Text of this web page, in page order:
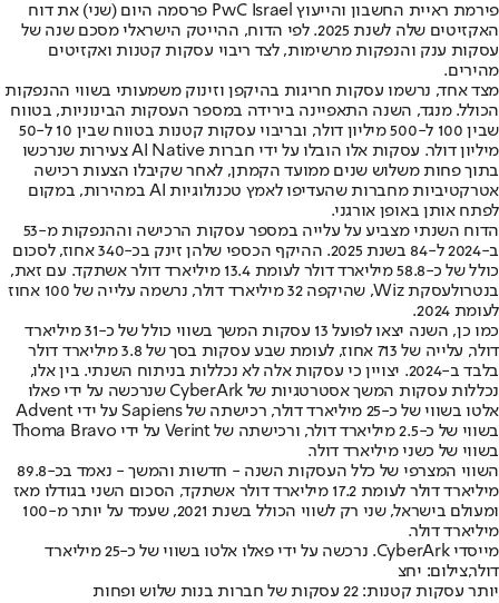
פירמת ראיית החשבון והייעוץ PwC Israel פרסמה היום (שני) את דוח
האקזיטים שלה לשנת 2025. לפי הדוח, ההייטק הישראלי מסכם שנה של
עסקות ענק והנפקות מרשימות, לצד ריבוי עסקות קטנות ואקזיטים
מהירים.
מצד אחד, נרשמו עסקות חריגות בהיקפן וזינוק משמעותי בשווי ההנפקות
הכולל. מנגד, השנה התאפיינה בירידה במספר העסקות הבינוניות, בטווח
שבין 100 ל-500 מיליון דולר, ובריבוי עסקות קטנות בטווח שבין 10 ל-50
מיליון דולר. עסקות אלו הובלו על ידי חברות AI Native צעירות שנרכשו
בתוך פחות משלוש שנים ממועד הקמתן, לאחר שקיבלו הצעות רכישה
אטרקטיביות מחברות שהעדיפו לאמץ טכנולוגיות AI במהירות, במקום
לפתח אותן באופן אורגני.
הדוח השנתי מצביע על עלייה במספר עסקות הרכישה וההנפקות מ-53
ב-2024 ל-84 בשנת 2025. ההיקף הכספי שלהן זינק בכ-340 אחוז, לסכום
כולל של כ-58.8 מיליארד דולר לעומת 13.4 מיליארד דולר אשתקד. עם זאת,
בנטרולעסקת Wiz, שהיקפה 32 מיליארד דולר
, נרשמה עלייה של 100 אחוז
לעומת 2024.
כמו כן, השנה יצאו לפועל 13 עסקות המשך בשווי כולל של כ-31 מיליארד
דולר, עלייה של 713 אחוז, לעומת שבע עסקות בסך של 3.8 מיליארד דולר
בלבד ב-2024. יצויין כי עסקות אלה לא נכללות בניתוח השנתי. בין אלו,
נכללות עסקות המשך אסטרטגיות של CyberArk שנרכשה על ידי פאלו
אלטו בשווי של כ-25 מיליארד דולר, רכישתה של Sapiens על ידי Advent
בשווי של כ-2.5 מיליארד דולר, ורכישתה של Verint על ידי Thoma Bravo
בשווי של כשני מיליארד דולר.
השווי המצרפי של כלל העסקות השנה - חדשות והמשך - נאמד בכ-89.8
מיליארד דולר לעומת 17.2 מיליארד דולר אשתקד, הסכום השני בגודלו מאז
ומעולם בישראל, שני רק לשווי הכולל בשנת 2021, שעמד על יותר מ-100
מיליארד דולר.
מייסדי CyberArk. נרכשה על ידי פאלו אלטו בשווי של כ-25 מיליארד
דולר,צילום: יחצ
יותר עסקות קטנות: 22 עסקות של חברות בנות שלוש ופחות